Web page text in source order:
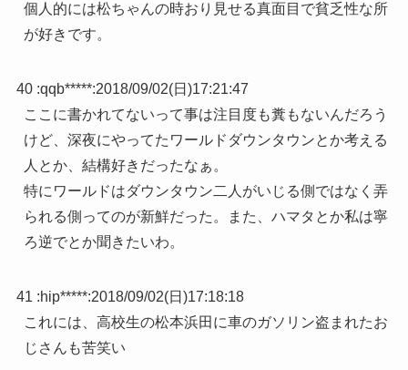
個人的には松ちゃんの時おり見せる真面目で貧乏性な所
が好きです。
40 :qqb*****:2018/09/02(日)17:21:47
ここに書かれてないって事は注目度も糞もないんだろう
けど、深夜にやってたワールドダウンタウンとか考える
人とか、結構好きだったなぁ。
特にワールドはダウンタウン二人がいじる側ではなく弄
られる側ってのが新鮮だった。また、ハマタとか私は寧
ろ逆でとか聞きたいわ。
41 :hip*****:2018/09/02(日)17:18:18
これには、高校生の松本浜田に車のガソリン盗まれたお
じさんも苦笑い